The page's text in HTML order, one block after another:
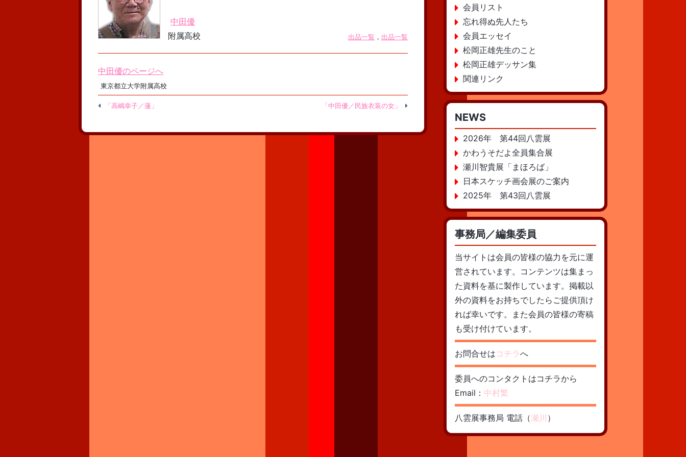
中田優
附属高校
出品一覧 ， 出品一覧
中田優のページへ
東京都立大学附属高校
「高嶋幸子／蓮」 「中田優／民族衣装の女」
会員リスト
忘れ得ぬ先人たち
会員エッセイ
松岡正雄先生のこと
松岡正雄デッサン集
関連リンク
NEWS
2026年 第44回八雲展
かわうそだよ全員集合展
瀬川智貴展「まほろば」
日本スケッチ画会展のご案内
2025年 第43回八雲展
事務局／編集委員
当サイトは会員の皆様の協力を元に運
営されています。コンテンツは集まっ
た資料を基に製作しています。掲載以
外の資料をお持ちでしたらご提供頂け
れば幸いです。また会員の皆様の寄稿
も受け付けています。
お問合せはコチラへ
委員へのコンタクトはコチラから
Email： 中村繁
八雲展事務局 電話（瀬川 ）